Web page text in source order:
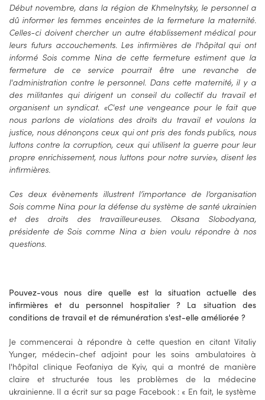
Début novembre, dans la région de Khmelnytsky, le personnel a
dû informer les femmes enceintes de la fermeture la maternité.
Celles-ci doivent chercher un autre établissement médical pour
leurs futurs accouchements. Les infirmières de l'hôpital qui ont
informé Sois comme Nina de cette fermeture estiment que la
fermeture de ce service pourrait être une revanche de
l'administration contre le personnel. Dans cette maternité, il y a
des militantes qui dirigent un conseil du collectif du travail et
organisent un syndicat. «C'est une vengeance pour le fait que
nous parlons de violations des droits du travail et voulons la
justice, nous dénonçons ceux qui ont pris des fonds publics, nous
luttons contre la corruption, ceux qui utilisent la guerre pour leur
propre enrichissement, nous luttons pour notre survie», disent les
infirmières.
Ces deux évènements illustrent l’importance de l’organisation
Sois comme Nina pour la défense du système de santé ukrainien
et des droits des travailleur·euses. Oksana Slobodyana,
présidente de Sois comme Nina a bien voulu répondre à nos
questions.
Pouvez-vous nous dire quelle est la situation actuelle des
infirmières et du personnel hospitalier ? La situation des
conditions de travail et de rémunération s'est-elle améliorée ?
Je commencerai à répondre à cette question en citant Vitaliy
Yunger, médecin-chef adjoint pour les soins ambulatoires à
l'hôpital clinique Feofaniya de Kyiv, qui a montré de manière
claire et structurée tous les problèmes de la médecine
ukrainienne. Il a écrit sur sa page Facebook : « En fait, le système